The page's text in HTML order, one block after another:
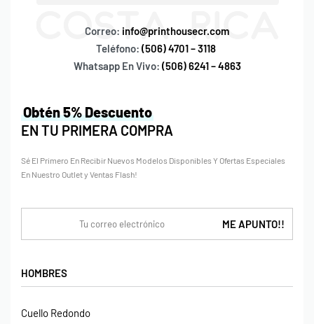
Correo: info@printhousecr.com
Teléfono: (506) 4701 – 3118
Whatsapp En Vivo: (506) 6241 – 4863
HOMBRES
Cuello Redondo
Obtén 5% Descuento
EN TU PRIMERA COMPRA
Sé El Primero En Recibir Nuevos Modelos Disponibles Y Ofertas Especiales
En Nuestro Outlet y Ventas Flash!